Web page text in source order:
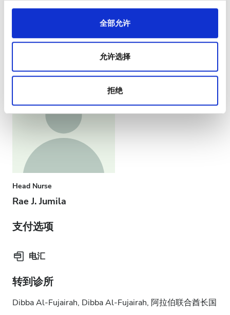
全部允许
允许选择
拒绝
Qutaiba A. Hussain
Head Nurse
Rae J. Jumila
支付选项
电汇
转到诊所
Dibba Al‑Fujairah, Dibba Al‑Fujairah, 阿拉伯联合酋长国